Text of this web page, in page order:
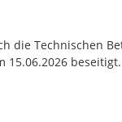
die Technischen
15.06.2026 beseitigt.